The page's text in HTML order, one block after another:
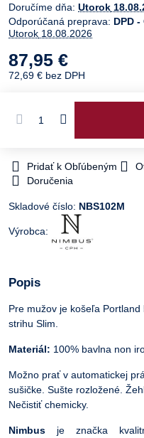
Doručíme dňa: Utorok
DPD
Utorok 18.08.2026
87,95 €
72,69 € bez DPH
Pridať k Obľúbeným
Doručenia
Skladové číslo: NBS102M
Výrobca:
Popis
Pre mužov je košeľa
strihu Slim.
Materiál: 100% bavlna non
Možno prať v automatickej
sušičke. Sušte rozložené.
Nečistiť chemicky.
Nimbus je značka